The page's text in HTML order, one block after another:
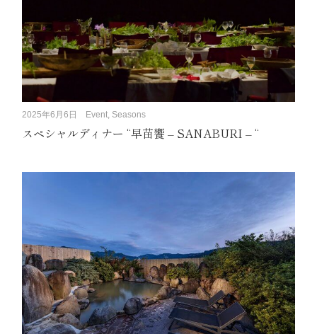
2025年6月6日 Event, Seasons
スペシャルディナー “早苗饗 – SANABURI – “